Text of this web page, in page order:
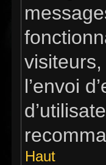
l’envoi
Haut